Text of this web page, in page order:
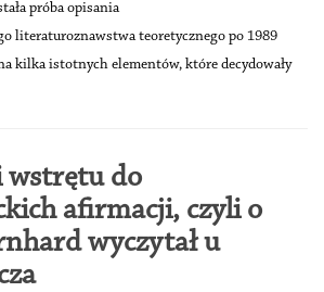
próba opisania
literaturoznawstwa teoretycznego po 1989
kilka istotnych elementów, które decydowały
wstrętu do
afirmacji, czyli o
wyczytał u